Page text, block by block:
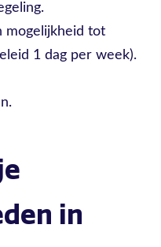
mogelijkheid tot
1 dag per week).
in